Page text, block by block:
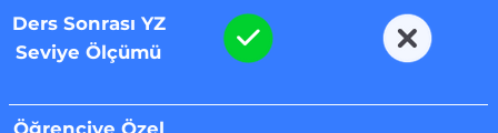
Ders Sonrası YZ
Seviye Ölçümü